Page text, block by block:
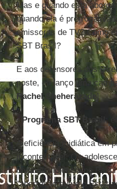
Mas e quando esta
quando ela é prerrogativa
emissoras de TV? Como
SBT Brasil?
E aos defensores dos
poste, eu lanço uma
Rachel Sheherazade]
- Programa SBT Brasil,
A eficiência midiática em
incontestável! Os
onda de violência no País.
“aberração que é o